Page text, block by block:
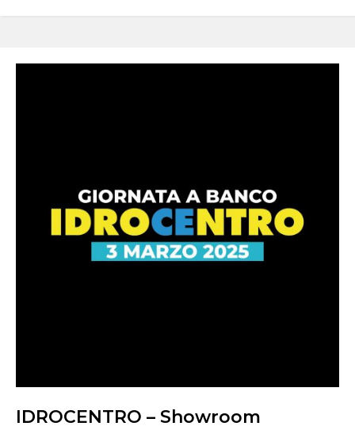
IDROCENTRO – Showroom